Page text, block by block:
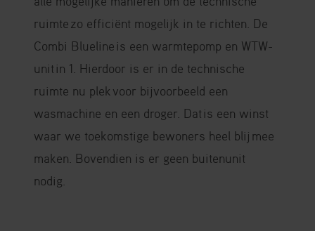
ruimtezo efficiënt mogelijk in te richten. De
Combi Blueline is een warmtepomp en WTW-
unit in 1. Hierdoor is er in de technische
ruimte nu plek voor bijvoorbeeld een
wasmachine en een droger. Dat is een winst
waar we toekomstige bewoners heel blij mee
maken. Bovendien is er geen buitenunit
nodig.